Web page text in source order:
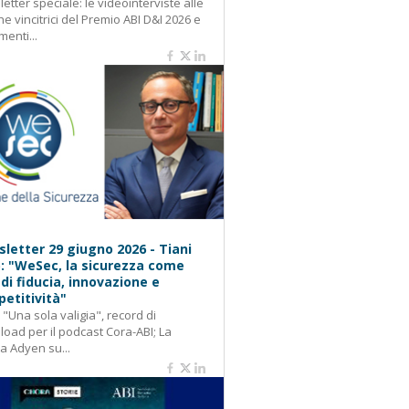
vincitrici del Premio ABI D&I 2026 e
29 giugno 2026 - Tiani
"WeSec, la sicurezza come
fiducia, innovazione e
"Una sola valigia", record di
per il podcast Cora-ABI; La
Adyen su...